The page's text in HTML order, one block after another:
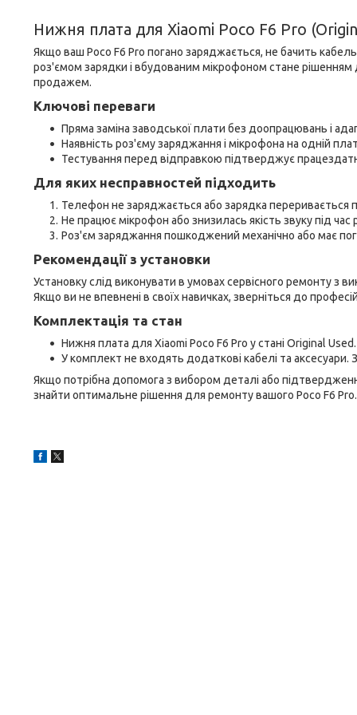
Нижня плата для Xiaomi Poco F6 Pro
Якщо ваш Poco F6 Pro погано заряджається, не бачить
роз'ємом зарядки і вбудованим мікрофоном стане
продажем.
Ключові переваги
Пряма заміна заводської плати без доопрацювань і
Наявність роз'єму заряджання і мікрофона на одній
Тестування перед відправкою підтверджує
Для яких несправностей підходить
Телефон не заряджається або зарядка переривається
Не працює мікрофон або знизилась якість звуку під час
Роз'єм заряджання пошкоджений механічно або має
Рекомендації з установки
Установку слід виконувати в умовах сервісного ремонту з
Якщо ви не впевнені в своїх навичках, зверніться до
Комплектація та стан
Нижня плата для Xiaomi Poco F6 Pro у стані Original
У комплект не входять додаткові кабелі та
Якщо потрібна допомога з вибором деталі або
знайти оптимальне рішення для ремонту вашого Poco F6 Pro.